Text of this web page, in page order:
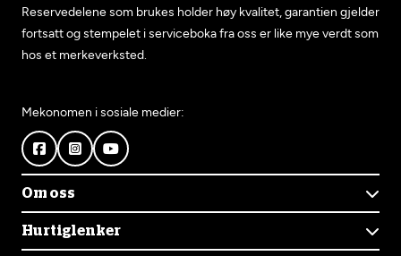
Reservedelene som brukes holder høy kvalitet, garantien gjelder
fortsatt og stempelet i serviceboka fra oss er like mye verdt som
hos et merkeverksted.
Mekonomen i sosiale medier:
Om oss
Om Mekonomen
Mekonomens historie
Hurtiglenker